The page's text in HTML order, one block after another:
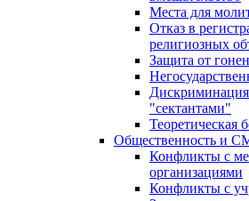
Места для
Отказ в
религиозных
Защита от
Дискриминация
"сектантами"
Теоретическая
Общественность и
Конфликты с
организациями
Конфликты с